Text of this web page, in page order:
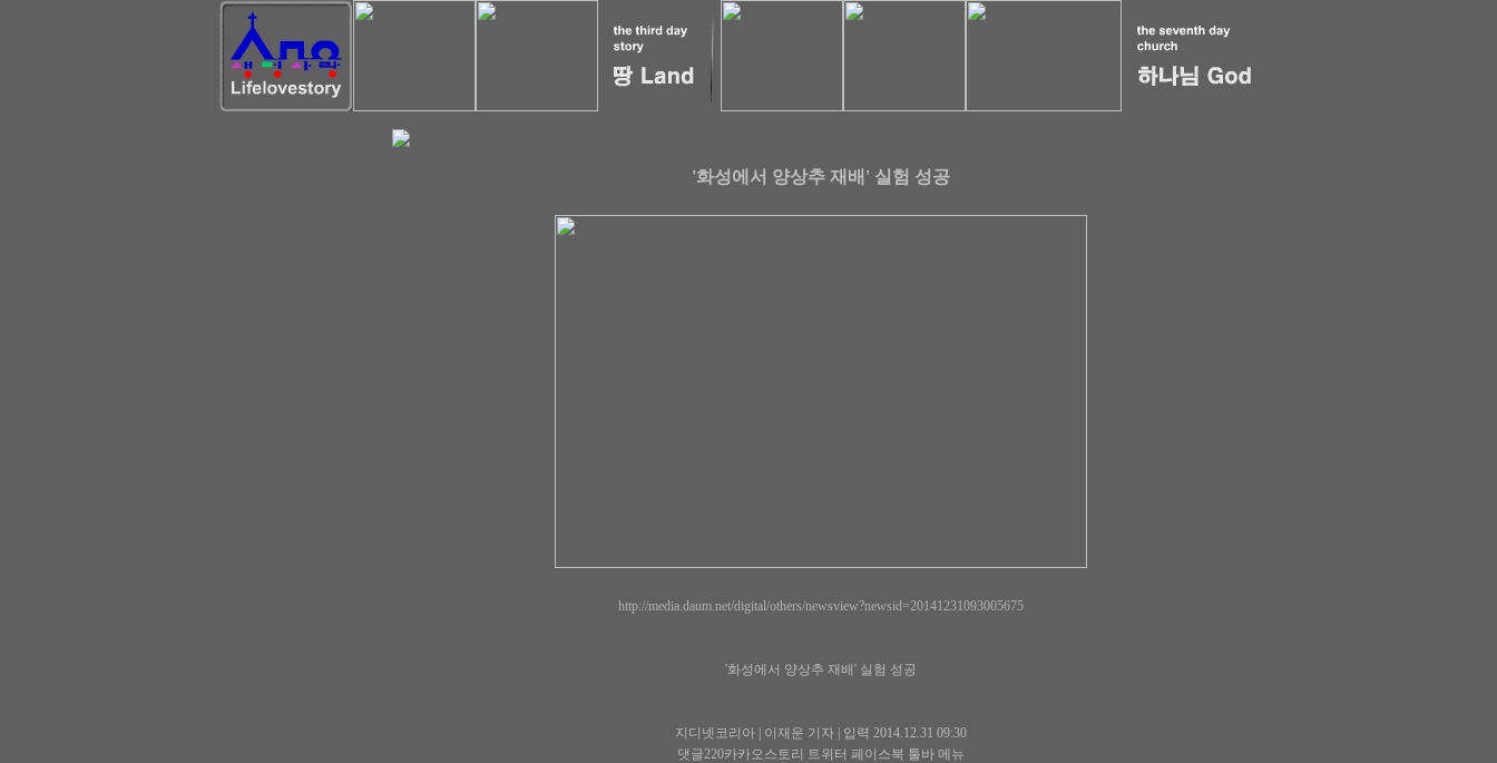
'화성에서 양상추 재배' 실험 성공
http://media.daum.net/digital/others/newsview?newsid=20141231093005675
'화성에서 양상추 재배' 실험 성공
지디넷코리아 | 이재운 기자 | 입력 2014.12.31 09:30
댓글220카카오스토리 트위터 페이스북 툴바 메뉴